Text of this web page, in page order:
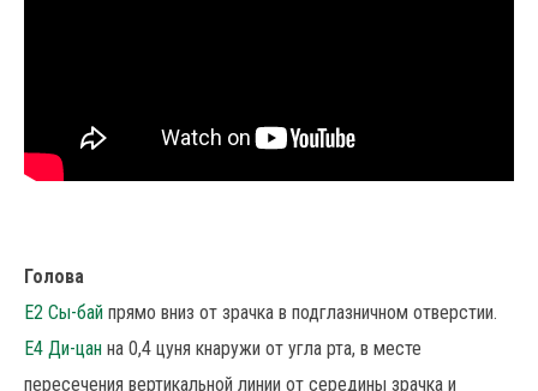
Голова
Е2 Сы-бай прямо вниз от зрачка в подглазничном отверстии.
Е4 Ди-цан на 0,4 цуня кнаружи от угла рта, в месте
пересечения вертикальной линии от середины зрачка и